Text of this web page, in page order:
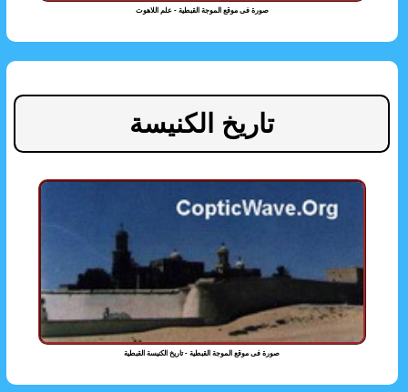
صورة فى موقع الموجة القبطية - علم اللاهوت
تاريخ الكنيسة
صورة فى موقع الموجة القبطية - تاريخ الكنيسة القبطية